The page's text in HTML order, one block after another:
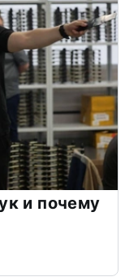
и почему